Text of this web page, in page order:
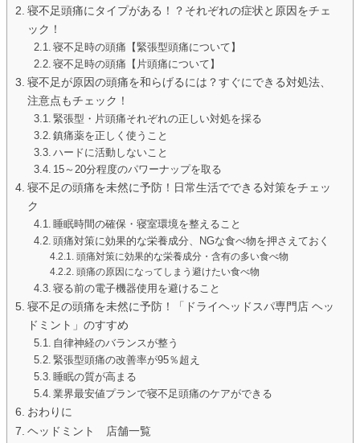
寝不足頭痛にタイプがある！？それぞれの症状と原因をチェ
ック！
寝不足時の頭痛【緊張型頭痛について】
寝不足時の頭痛【片頭痛について】
寝不足が原因の頭痛を和らげるには？すぐにできる対処法、
注意点もチェック！
緊張型・片頭痛それぞれの正しい対処を採る
鎮痛薬を正しく使うこと
ハードに活動しないこと
15～20分程度のパワーナップを取る
寝不足の頭痛を未然に予防！日常生活でできる対策をチェッ
ク
睡眠時間の確保・寝室環境を整えること
頭痛対策に効果的な栄養成分、NGな食べ物を押さえておく
頭痛対策に効果的な栄養成分・含有の多い食べ物
頭痛の原因になってしまう避けたい食べ物
寝る前の電子機器使用を避けること
寝不足の頭痛を未然に予防！「ドライヘッドスパ専門店 ヘッ
ドミント」のすすめ
自律神経のバランスが整う
緊張型頭痛の改善率が95％超え
睡眠の質が高まる
業界最安値プランで寝不足頭痛のケアができる
おわりに
ヘッドミント 店舗一覧